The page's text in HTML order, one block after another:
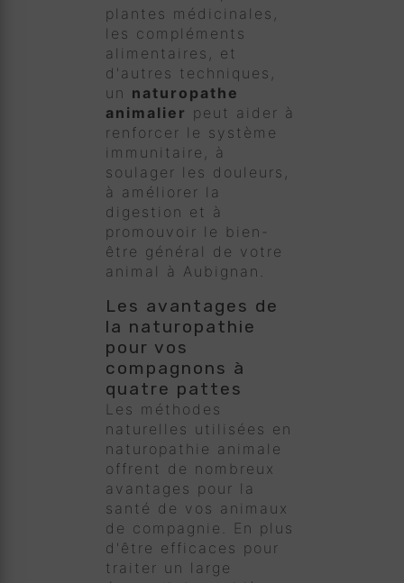
plantes médicinales,
les compléments
alimentaires, et
d'autres techniques,
un naturopathe
animalier peut aider à
renforcer le système
immunitaire, à
soulager les douleurs,
à améliorer la
digestion et à
promouvoir le bien-
être général de votre
animal à Aubignan.
Les avantages de
la naturopathie
pour vos
compagnons à
quatre pattes
Les méthodes
naturelles utilisées en
naturopathie animale
offrent de nombreux
avantages pour la
santé de vos animaux
de compagnie. En plus
d'être efficaces pour
traiter un large